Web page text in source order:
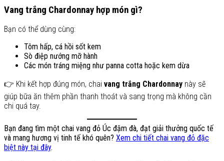
Vang trắng Chardonnay hợp món gì?
Bạn có thể dùng cùng:
Tôm hấp, cá hồi sốt kem
Sò điệp nướng mỡ hành
Các món tráng miệng như panna cotta hoặc kem dừa
👉 Khi kết hợp đúng món, chai vang trắng Chardonnay này sẽ
giúp bữa ăn thêm phần thanh thoát và sang trọng mà không cần
chi quá tay.
Bạn đang tìm một chai vang đỏ Úc đậm đà, đạt giải thưởng quốc tế
và mang hương vị tinh tế khó quên? Xem chi tiết chai vang đỏ đặc
biệt này tại đây.